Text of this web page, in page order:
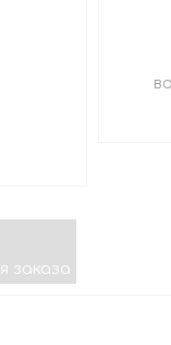
заказа